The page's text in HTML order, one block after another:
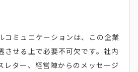
コミュニケーションは、この企業
させる上で必要不可欠です。社内
レター、経営陣からのメッセージ